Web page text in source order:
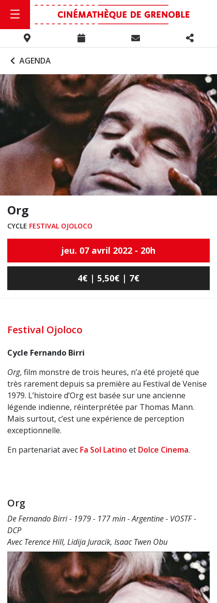
AGENDA
Org
CYCLE FESTIVAL OJOLOCO
jeu. 07 avril 2022 - 20h
4€ | 5,50€ | 7€
Festival Ojoloco
Cycle Fernando Birri
Org, film monstre de trois heures, n’a été projeté que
très rarement depuis sa première au Festival de Venise
1979. L’histoire d’Org est basée sur une ancienne
légende indienne, réinterprétée par Thomas Mann.
Mais surtout, c’est une expérience de perception
exceptionnelle.
En partenariat avec Fa Sol Latino et Dolce Cinema.
Org
De Fernando Birri - 1979 - 177 min - Argentine - VOSTF -
DCP
Avec Terence Hill, Lidija Juracik, Isaac Twen Obu